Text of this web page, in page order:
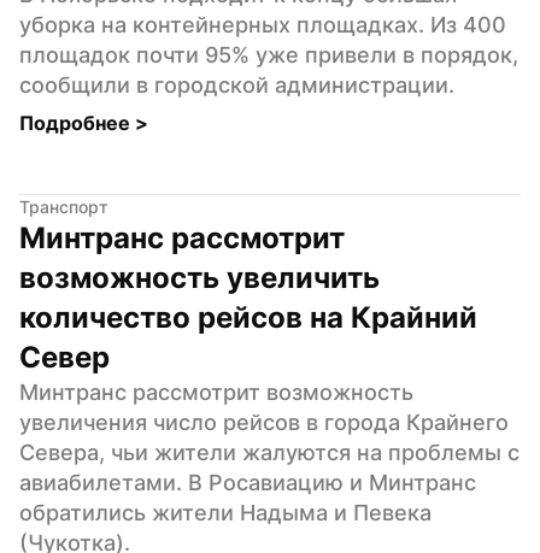
уборка на контейнерных площадках. Из 400
площадок почти 95% уже привели в порядок,
сообщили в городской администрации.
Подробнее >
Транспорт
Минтранс рассмотрит
возможность увеличить
количество рейсов на Крайний
Север
Минтранс рассмотрит возможность
увеличения число рейсов в города Крайнего
Севера, чьи жители жалуются на проблемы с
авиабилетами. В Росавиацию и Минтранс
обратились жители Надыма и Певека
(Чукотка).